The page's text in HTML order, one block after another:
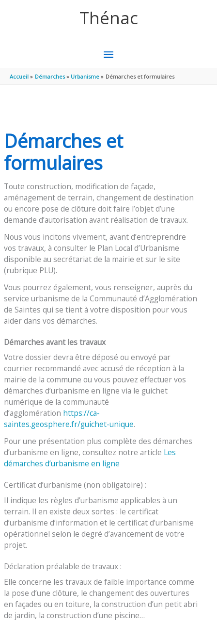
Thénac
MENU
PRINCIPAL
Accueil Démarches Urbanisme Démarches et formulaires
Démarches et
formulaires
Toute construction, modification de façade,
aménagement de terrain, changement de destination
ou encore pose de clôture doit faire l’objet d’une
demande d’autorisation avant réalisation de travaux.
Nous vous incitons vivement, avant d’entreprendre
vos travaux, à consulter le Plan Local d’Urbanisme
disponible au secrétariat de la mairie et sur le site
(rubrique PLU).
Vous pourrez également, vous renseigner, auprès du
service urbanisme de la Communauté d’Agglomération
de Saintes qui se tient à votre disposition pour vous
aider dans vos démarches.
Démarches avant les travaux
Votre dossier devra être déposé ou envoyé par
courrier recommandé avec accusé de réception à la
mairie de la commune ou vous pouvez effectuer vos
démarches d’urbanisme en ligne via le guichet
numérique de la communauté
d’agglomération https://ca-
saintes.geosphere.fr/guichet-unique.
Pour une présentation plus complète des démarches
d’urbanisme en ligne, consultez notre article Les
démarches d’urbanisme en ligne
Certificat d’urbanisme (non obligatoire) :
Il indique les règles d’urbanisme applicables à un
terrain. Il en existe deux sortes : le certificat
d’urbanisme d’information et le certificat d’urbanisme
opérationnel selon le degré d’avancement de votre
projet.
Déclaration préalable de travaux :
Elle concerne les travaux de faible importance comme
la pose d’une clôture, le changement des ouvertures
en façades ou en toiture, la construction d’un petit abri
de jardin, la construction d’une piscine…